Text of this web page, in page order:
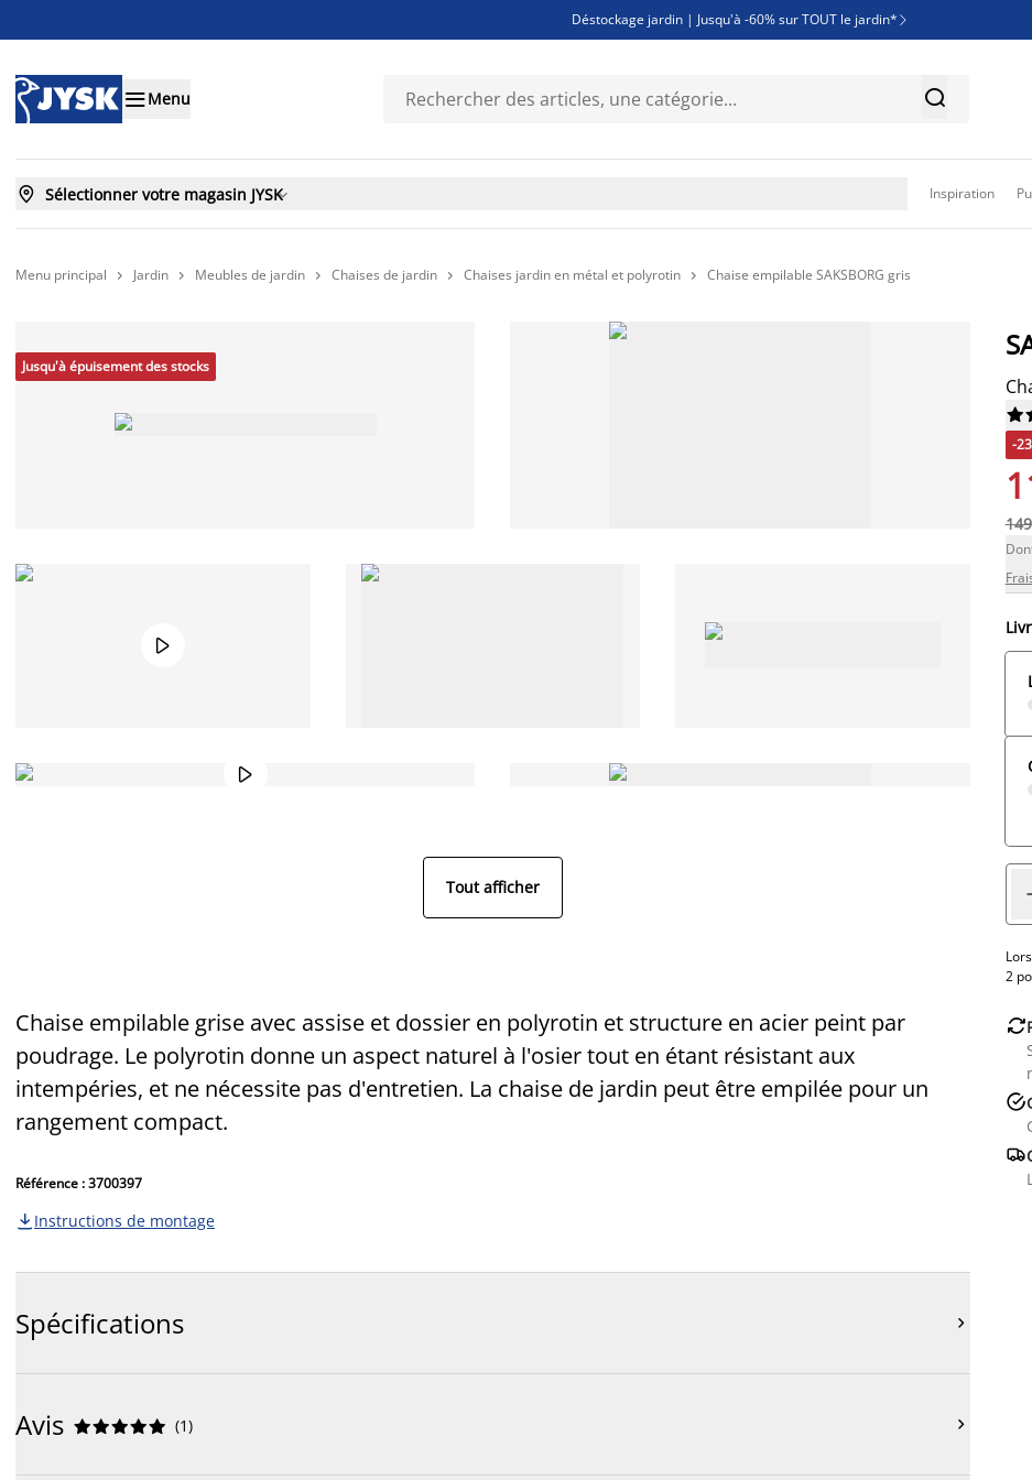
Déstockage jardin | Jusqu'à -60% sur TOUT le jardin* 
Découvrez les nouveautés de la collection
Menu 
 Sélectionner votre magasin JYSK Inspiration
Menu principal  Jardin  Meubles de jardin  Chaises de jardin  Chaises jardin en métal et polyrotin  Chaise empilable SAKSBORG gris
Jusqu'à épuisement des stocks


Tout afficher
Chaise empilable grise avec assise et dossier en polyrotin et structure en acier peint par
poudrage. Le polyrotin donne un aspect naturel à l'osier tout en étant résistant aux
intempéries, et ne nécessite pas d'entretien. La chaise de jardin peut être empilée pour un
rangement compact.
Référence : 3700397
 Instructions de montage
Spécifications 
Avis 




 (1) 


-
2


